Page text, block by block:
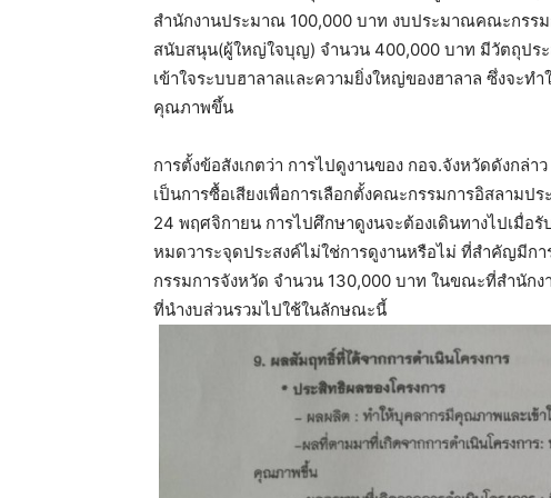
สำนักงานประมาณ 100,000 บาท งบประมาณคณะกรร
สนับสนุน(ผู้ใหญ่ใจบุญ) จำนวน 400,000 บาท มีวัตถุปร
เข้าใจระบบฮาลาลและความยิ่งใหญ่ของฮาลาล ซึ่งจะท
คุณภาพขึ้น
การตั้งข้อสังเกตว่า การไปดูงานของ กอจ.จังหวัดดังกล่
เป็นการซื้อเสียงเพื่อการเลือกตั้งคณะกรรมการอิสลามป
24 พฤศจิกายน การไปศึกษาดูงนจะต้องเดินทางไปเมื่อ
หมดวาระจุดประสงค์ไม่ใช่การดูงานหรือไม่ ที่สำคัญมี
กรรมการจังหวัด จำนวน 130,000 บาท ในขณะที่สำนัก
ที่นำงบส่วนรวมไปใช้ในลักษณะนี้